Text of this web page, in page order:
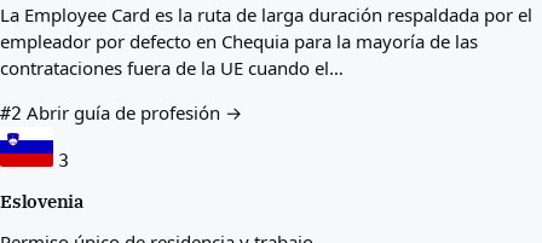
La Employee Card es la ruta de larga duración respaldada por el
empleador por defecto en Chequia para la mayoría de las
contrataciones fuera de la UE cuando el…
#2 Abrir guía de profesión →
3
Eslovenia